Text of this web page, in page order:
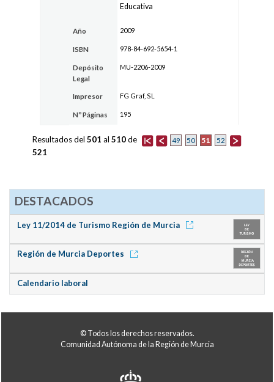
Educativa
Año 2009
ISBN 978-84-692-5654-1
Depósito
Legal
MU-2206-2009
Impresor FG Graf, SL
Nº Páginas 195
49 50 51 52
Resultados del501 al510de
521
DESTACADOS
Ley 11/2014 de Turismo Región de Murcia
Región de Murcia Deportes
Calendario laboral
© Todos los derechos reservados.
Comunidad Autónoma de la Región de Murcia